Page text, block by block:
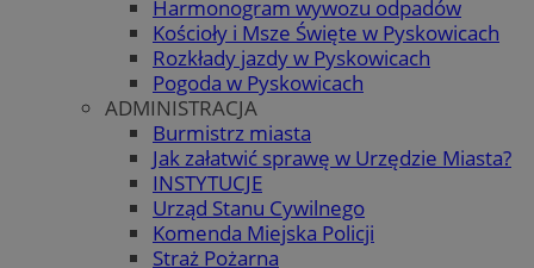
Harmonogram wywozu odpadów
Kościoły i Msze Święte w Pyskowicach
Rozkłady jazdy w Pyskowicach
Pogoda w Pyskowicach
ADMINISTRACJA
Burmistrz miasta
Jak załatwić sprawę w Urzędzie Miasta?
INSTYTUCJE
Urząd Stanu Cywilnego
Komenda Miejska Policji
Straż Pożarna